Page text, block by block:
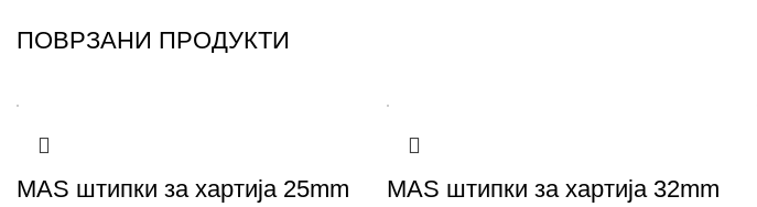
ПОВРЗАНИ ПРОДУКТИ
MAS штипки за хартија 25mm
MAS штипки за хартија 32mm